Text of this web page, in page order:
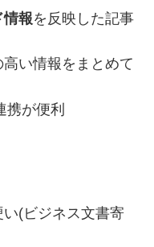
情報を反映した記事
い情報をまとめて
携が便利
(ビジネス文書寄